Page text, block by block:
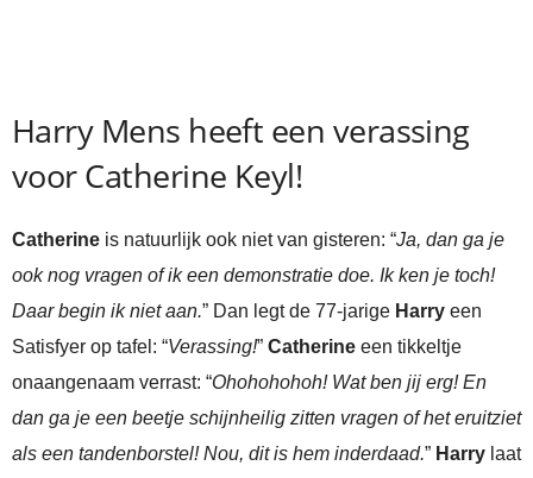
Harry Mens heeft een verassing
voor Catherine Keyl!
Catherine is natuurlijk ook niet van gisteren: “Ja, dan ga je
ook nog vragen of ik een demonstratie doe. Ik ken je toch!
Daar begin ik niet aan.” Dan legt de 77-jarige Harry een
Satisfyer op tafel: “Verassing!” Catherine een tikkeltje
onaangenaam verrast: “Ohohohohoh! Wat ben jij erg! En
dan ga je een beetje schijnheilig zitten vragen of het eruitziet
als een tandenborstel! Nou, dit is hem inderdaad.” Harry laat